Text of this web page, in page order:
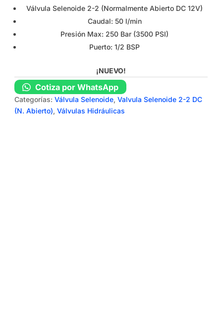
Válvula Selenoide 2-2 (Normalmente Abierto DC 12V)
Caudal: 50 l/min
Presión Max: 250 Bar (3500 PSI)
Puerto: 1/2 BSP
¡NUEVO!
Cotiza por WhatsApp
Categorías:Válvula Selenoide,Valvula Selenoide 2-2 DC
(N. Abierto),Válvulas Hidráulicas